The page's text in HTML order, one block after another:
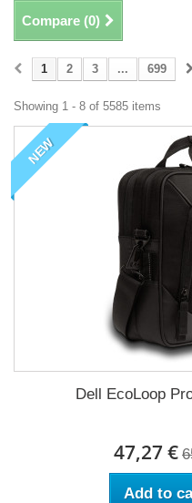
Compare (0)
1 2 3 ... 699
Showing 1 - 8 of 5585 items
NEW
Dell EcoLoop
47,27 €
Add to